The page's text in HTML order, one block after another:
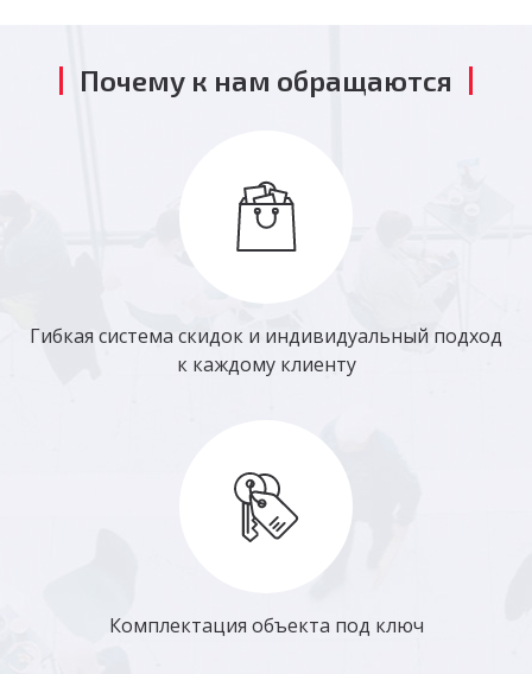
Почему к нам обращаются
Гибкая система скидок и индивидуальный подход
к каждому клиенту
Комплектация объекта под ключ